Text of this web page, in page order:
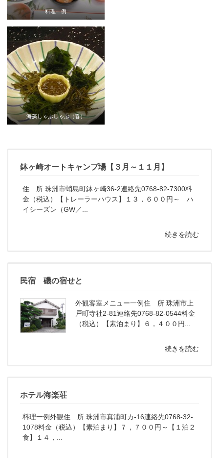
料理一例
海藻しゃぶしゃぶ（春）
鉢ヶ崎オートキャンプ場【３月～１１月】
住 所 珠洲市蛸島町鉢ヶ崎36-2連絡先0768-82-7300料
金（税込）【トレーラーハウス】１３，６００円～ ハ
イシーズン（GW／...
続きを読む
民宿 磯の宿せと
外観客室メニュー一例住 所 珠洲市上
戸町寺社2-81連絡先0768-82-0544料金
（税込）【素泊まり】６，４００円...
続きを読む
ホテル海楽荘
料理一例外観住 所 珠洲市真浦町カ-16連絡先0768-32-
1078料金（税込）【素泊まり】７，７００円～【１泊２
食】１４，...